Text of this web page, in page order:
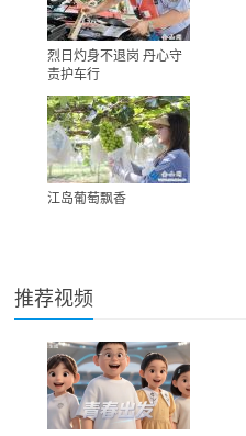
烈日灼身不退岗 丹心守
责护车行
江岛葡萄飘香
推荐视频